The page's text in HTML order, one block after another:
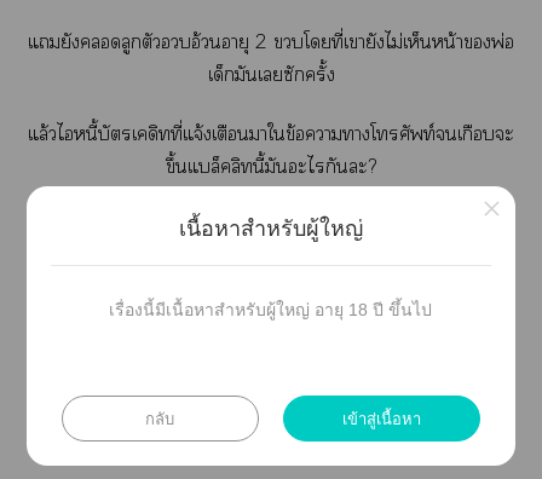
แยังลูกตัวอ้วนอายุ 2 โที่เายังไม่เห็นหน้าพ่อ
เด็กมันเซักครั้ง
แล้วไหนี้บัตรเคดิทที่แจ้งเตือนาใข้อาาโรศัพท์เกือบะ
ขึ้นแล็คลิทนี้มันะไกันะ?
ไม่เท่านั้นเารแจ้งฟ้องหย่าที่มันอยู่โต๊ะเานี่
มันะไกันะ?
มันเกิดเรื่องะไกันแน่วะเนี่ย!?
**เรื่องนี้เป็นแฟิคชั่นคู่ป๋อจ้านะะ
เนื้อหาสำหรับผู้ใหญ่
เรื่องนี้มีเนื้อหาสำหรับผู้ใหญ่ อายุ 18 ปี ขึ้นไป
กลับ เข้าสู่เนื้อหา
×